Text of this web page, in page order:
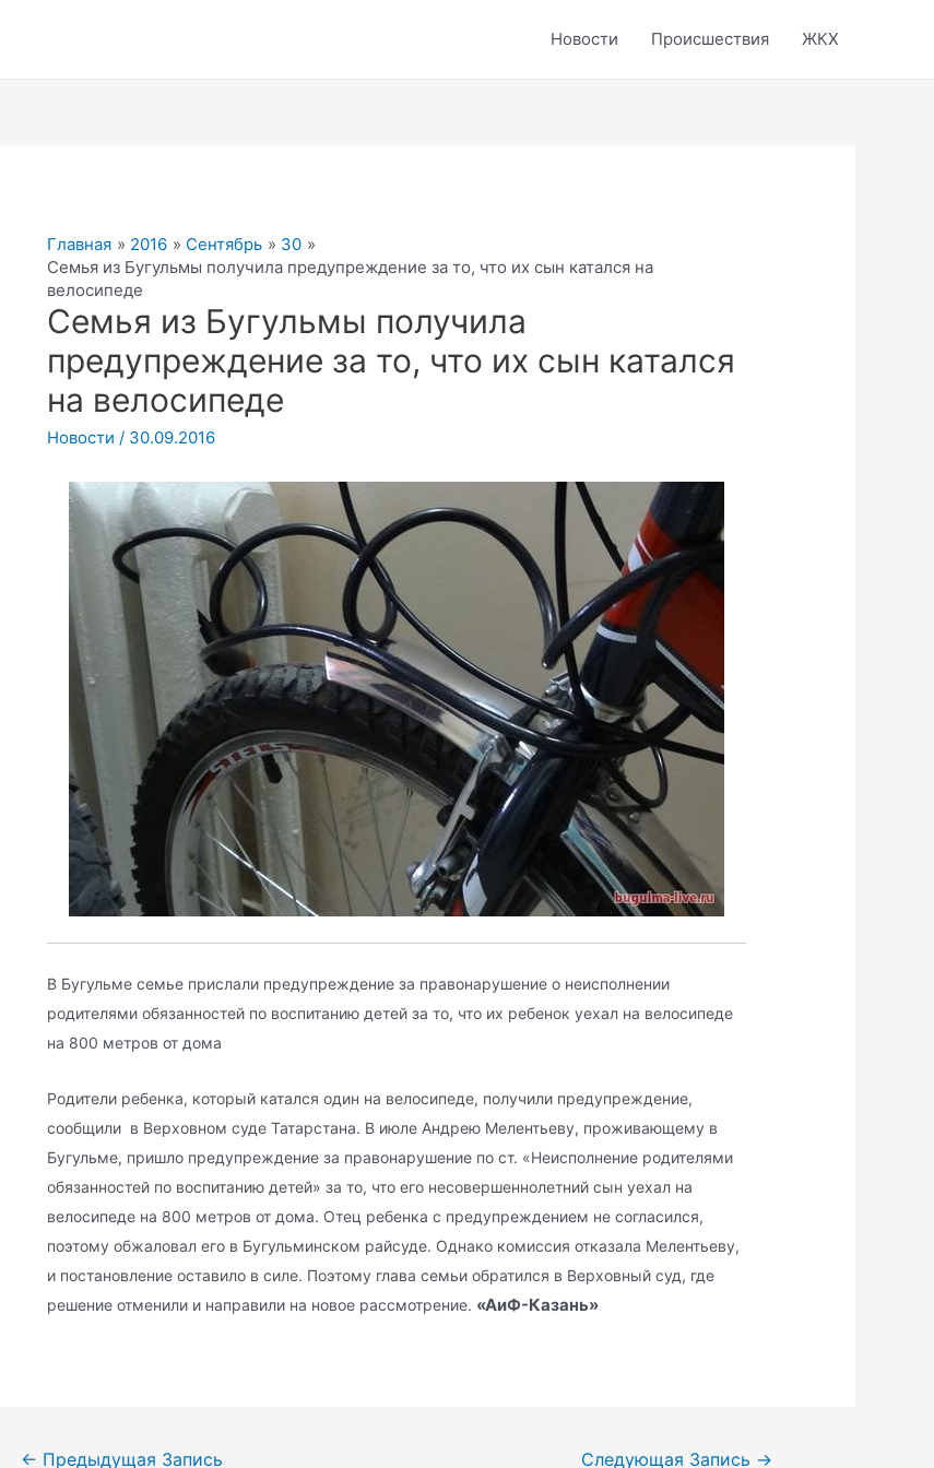
Новости Происшествия ЖКХ
Главная 2016 Сентябрь
30
Семья из Бугульмы получила предупреждение за то, что их сын катался на
велосипеде
Семья из Бугульмы получила
предупреждение за то, что их сын катался
на велосипеде
Новости / 30.09.2016
В Бугульме семье прислали предупреждение за правонарушение о неисполнении
родителями обязанностей по воспитанию детей за то, что их ребенок уехал на велосипеде
на 800 метров от дома
Родители ребенка, который катался один на велосипеде, получили предупреждение,
сообщили в Верховном суде Татарстана. В июле Андрею Мелентьеву, проживающему в
Бугульме, пришло предупреждение за правонарушение по ст. «Неисполнение родителями
обязанностей по воспитанию детей» за то, что его несовершеннолетний сын уехал на
велосипеде на 800 метров от дома. Отец ребенка с предупреждением не согласился,
поэтому обжаловал его в Бугульминском райсуде. Однако комиссия отказала Мелентьеву,
и постановление оставило в силе. Поэтому глава семьи обратился в Верховный суд, где
решение отменили и направили на новое рассмотрение. «АиФ-Казань»
Навигация
← Предыдущая Запись Следующая Запись →